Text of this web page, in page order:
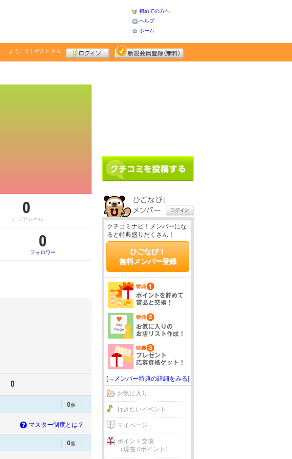
初めての方へ
ヘルプ
ホーム
ようこそ！ ゲスト さん
0
“ぐっ”とレベル
0
フォロワー
0
0個
マスター制度とは？
0個
クチコミナビ！メンバーにな
ると特典盛りだくさん！
ひごなび！
無料メンバー登録
[→メンバー特典の詳細をみる]
お気に入り
行きたいイベント
マイページ
ポイント交換
（現在 0ポイント）